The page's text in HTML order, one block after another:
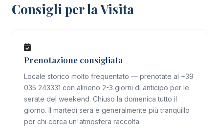
Consigli per la Visita
Prenotazione consigliata
Locale storico molto frequentato — prenotate al +39
035 243331 con almeno 2-3 giorni di anticipo per le
serate del weekend. Chiuso la domenica tutto il
giorno. Il martedì sera è generalmente più tranquillo
per chi cerca un'atmosfera raccolta.